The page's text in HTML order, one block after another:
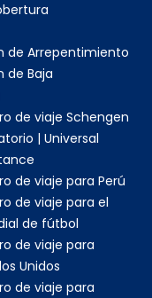
de Arrepentimiento
de Baja
de viaje Schengen
| Universal
de viaje para Perú
de viaje para el
de fútbol
de viaje para
Unidos
de viaje para